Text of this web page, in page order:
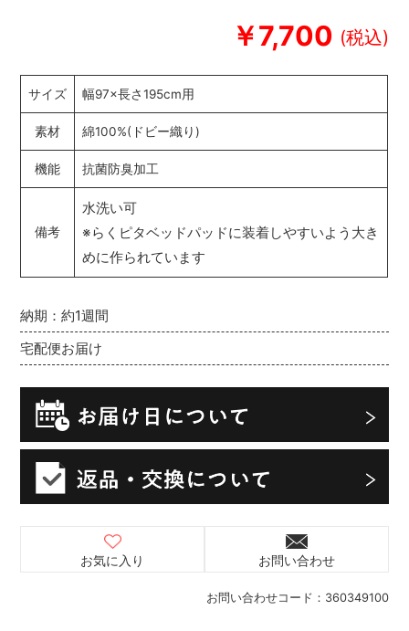
￥7,700
お問い合わせコード： 360349100
納期：約1週間
宅配便お届け
お気に入り お問い合わせ
サイズ 幅97×長さ195cm用
素材 綿100%(ドビー織り)
機能 抗菌防臭加工
備考
水洗い可
※らくピタベッドパッドに装着しやすいよう大き
めに作られています